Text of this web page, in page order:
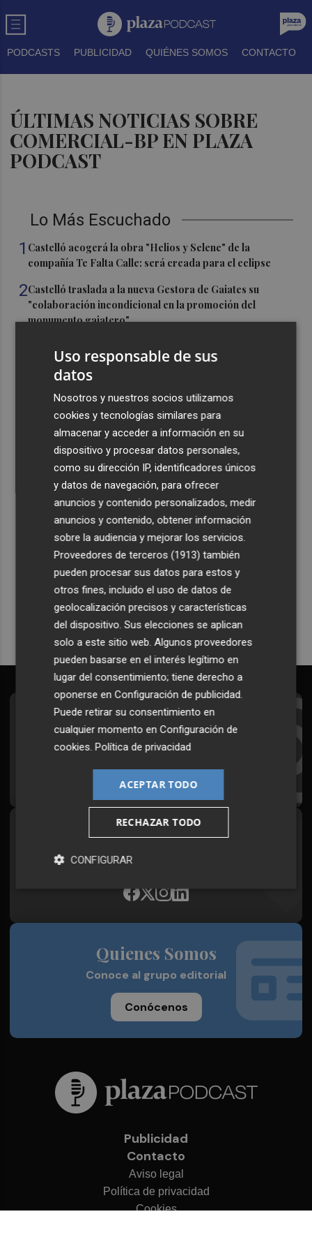
PODCASTS PUBLICIDAD QUIÉNES SOMOS CONTACTO
ÚLTIMAS NOTICIAS SOBRE
COMERCIAL-BP EN PLAZA
PODCAST
Lo Más Escuchado
1 Castelló acogerá la obra "Helios y Selene" de la
compañía Te Falta Calle: será creada para el eclipse
2Castelló traslada a la nueva Gestora de Gaiates su
"colaboración incondicional en la promoción del
monumento gaiatero"
siglos de la fundación de Cartagena
tradicional Nit dels Farolets
El PSPV acusa al PP de "dejar que crezca un 31 % la lista
de espera" en los centros de día de Castellón
Recibe toda la actualidad de
Plaza Podcast en tu correo
Quiero suscribirme
Suscríbete al Boletín
Todos los días a primera hora en tu email
Síguenos en redes
Plaza Podcast, desde cualquier medio
Quienes Somos
Conoce al grupo editorial
Conócenos
Publicidad
Contacto
Aviso legal
Política de privacidad
Cookies
Uso responsable de sus
datos
Nosotros y nuestros socios utilizamos
cookies y tecnologías similares para
almacenar y acceder a información en su
dispositivo y procesar datos personales,
como su dirección IP, identificadores únicos
y datos de navegación, para ofrecer
anuncios y contenido personalizados, medir
anuncios y contenido, obtener información
sobre la audiencia y mejorar los servicios.
Proveedores de terceros (1913) también
pueden procesar sus datos para estos y
otros fines, incluido el uso de datos de
geolocalización precisos y características
del dispositivo. Sus elecciones se aplican
solo a este sitio web. Algunos proveedores
pueden basarse en el interés legítimo en
lugar del consentimiento; tiene derecho a
oponerse enConfiguración de publicidad.
Puede retirar su consentimiento en
cualquier momento enConfiguración de
cookies.Política de privacidad
ACEPTAR TODO
RECHAZAR TODO
CONFIGURAR